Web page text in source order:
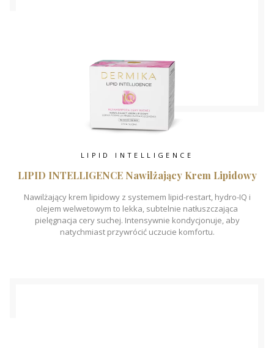
LIPID INTELLIGENCE
LIPID INTELLIGENCE Nawilżający Krem Lipidowy
Nawilżający krem lipidowy z systemem lipid-restart, hydro-IQ i
olejem welwetowym to lekka, subtelnie natłuszczająca
pielęgnacja cery suchej. Intensywnie kondycjonuje, aby
natychmiast przywrócić uczucie komfortu.